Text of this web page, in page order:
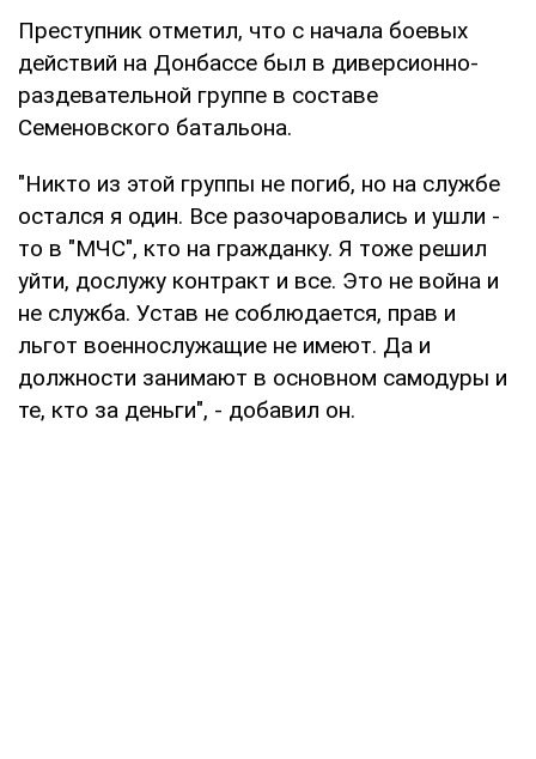
Преступник отметил, что с начала боевых
действий на Донбассе был в диверсионно-
раздевательной группе в составе
Семеновского батальона.
"Никто из этой группы не погиб, но на службе
остался я один. Все разочаровались и ушли -
то в "МЧС", кто на гражданку. Я тоже решил
уйти, дослужу контракт и все. Это не война и
не служба. Устав не соблюдается, прав и
льгот военнослужащие не имеют. Да и
должности занимают в основном самодуры и
те, кто за деньги", - добавил он.